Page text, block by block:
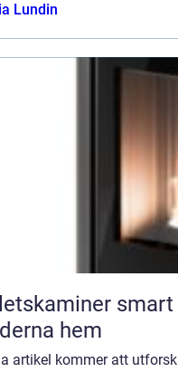
Lundin
smart och hållbar värme för
hem
artikel kommer att